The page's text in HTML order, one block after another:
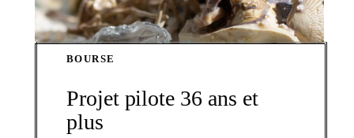
BOURSE
Projet pilote 36 ans et
plus